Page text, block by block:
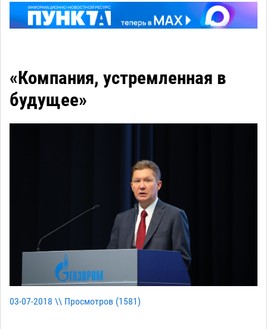
«Компания, устремленная в
будущее»
03-07-2018 \\ Просмотров (1581)